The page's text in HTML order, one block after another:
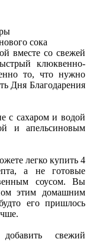
сока
вместе со свежей
клюквенно-
то, что нужно
Дня Благодарения
с сахаром и водой
и апельсиновым
легко купить 4
а не готовые
соусом. Вы
этим домашним
его пришлось
свежий